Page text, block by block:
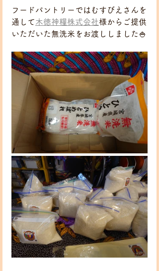
フードパントリーではむすびえさんを
通して木徳神糧株式会社様からご提供
いただいた無洗米をお渡ししました🍚